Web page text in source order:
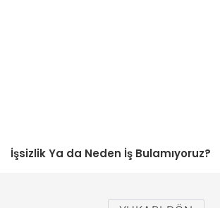
İşsizlik Ya da Neden İş Bulamıyoruz?